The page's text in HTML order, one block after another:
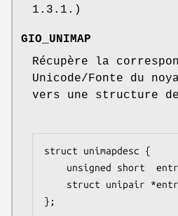
1.3.1.)
GIO_UNIMAP
Récupère la
Unicode/Fonte du
vers une structure
struct unimapdesc {
};